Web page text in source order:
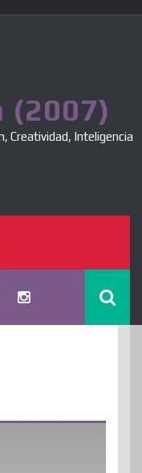
(2007)
Creatividad, Inteligencia